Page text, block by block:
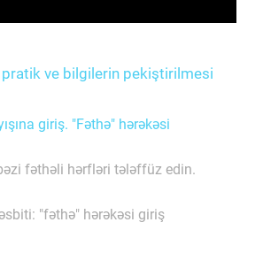
ve bilgilerin pekiştirilmesi
giriş. "Fəthə" hərəkəsi
fəthəli hərfləri tələffüz edin.
"fəthə" hərəkəsi giriş